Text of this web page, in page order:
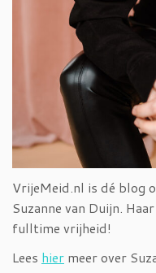
VrijeMeid.nl is dé blog
Suzanne van Duijn.
fulltime vrijheid!
Lees hier meer over